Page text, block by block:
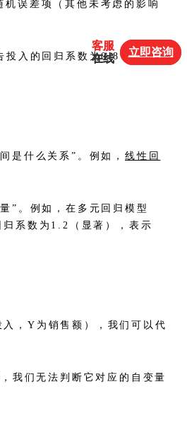
误差项（其他未考虑的影响
投入的回归系数为0.8，仅表示
是什么关系”。例如， 线性回
”。例如，在多元回归模型
系数为1.2（显著），表示
，Y为销售额），我们可以代
我们无法判断它对应的自变量
客服
在线
立即咨询
客服
在线
立即咨询